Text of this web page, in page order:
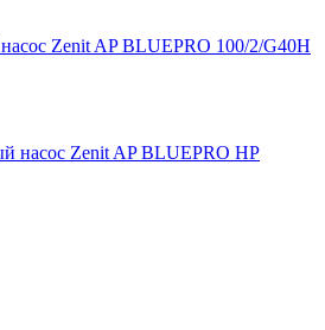
Zenit AP BLUEPRO 100/2/G40H